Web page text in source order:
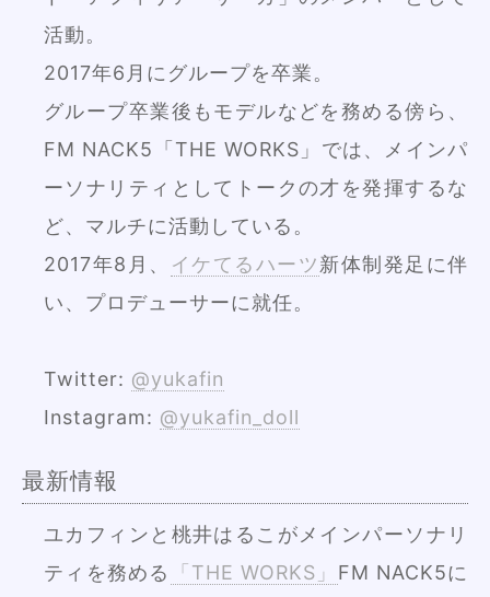
活動。
2017年6月にグループを卒業。
グループ卒業後もモデルなどを務める傍ら、
FM NACK5「THE WORKS」では、メインパ
ーソナリティとしてトークの才を発揮するな
ど、マルチに活動している。
2017年8月、
イケてるハーツ新体制発足に伴
い、プロデューサーに就任。
Twitter: @yukafin
Instagram: @yukafin_doll
最新情報
ユカフィンと桃井はるこがメインパーソナリ
ティを務める
「THE WORKS」 FM NACK5に